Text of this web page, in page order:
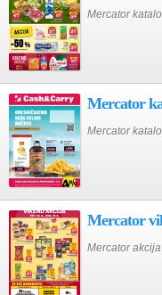
Mercator
Mercator
Mercator
Mercator
Mercator